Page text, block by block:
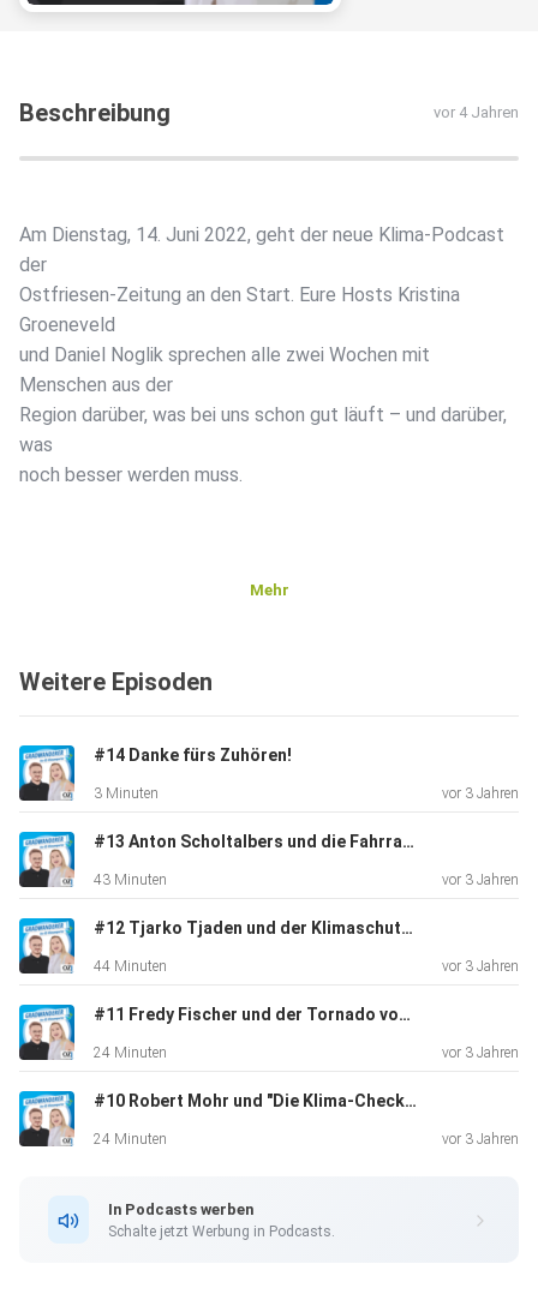
Beschreibung vor 4 Jahren
Am Dienstag, 14. Juni 2022, geht der neue Klima-Podcast
der
Ostfriesen-Zeitung an den Start. Eure Hosts Kristina
Groeneveld
und Daniel Noglik sprechen alle zwei Wochen mit
Menschen aus der
Region darüber, was bei uns schon gut läuft – und darüber,
was
noch besser werden muss.
Mehr
Weitere Episoden
#14 Danke fürs Zuhören!
3 Minuten vor 3 Jahren
#13 Anton Scholtalbers und die Fahrradfahrer
43 Minuten vor 3 Jahren
#12 Tjarko Tjaden und der Klimaschutz-Gulfhof
44 Minuten vor 3 Jahren
#11 Fredy Fischer und der Tornado von Großheide
24 Minuten vor 3 Jahren
#10 Robert Mohr und "Die Klima-Checker"
24 Minuten vor 3 Jahren
In Podcasts werben
Schalte jetzt Werbung in Podcasts.